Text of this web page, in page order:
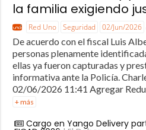
la familia exigiendo
Red Uno Seguridad 02/Jun/2026
De acuerdo con el fiscal Luis
personas plenamente
ellas ya fueron capturadas y
informativa ante la Policía.
02/06/2026 11:41 Agregar
+ más
Cargo en Yango Delivery